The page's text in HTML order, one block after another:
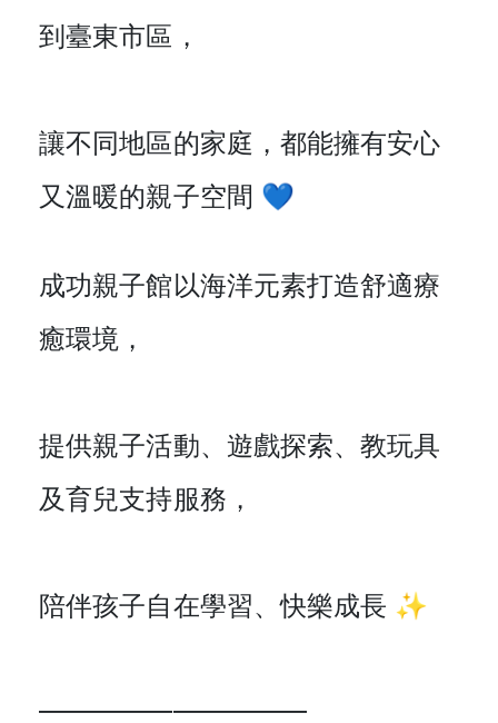
到臺東市區，
讓不同地區的家庭，都能擁有安心
又溫暖的親子空間 💙
成功親子館以海洋元素打造舒適療
癒環境，
提供親子活動、遊戲探索、教玩具
及育兒支持服務，
陪伴孩子自在學習、快樂成長 ✨
━━━━━━━━━━